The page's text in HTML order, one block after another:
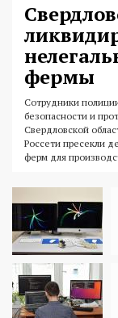
фермы
Сотрудники
безопасности и
Свердловской
Россети пресекли
ферм для